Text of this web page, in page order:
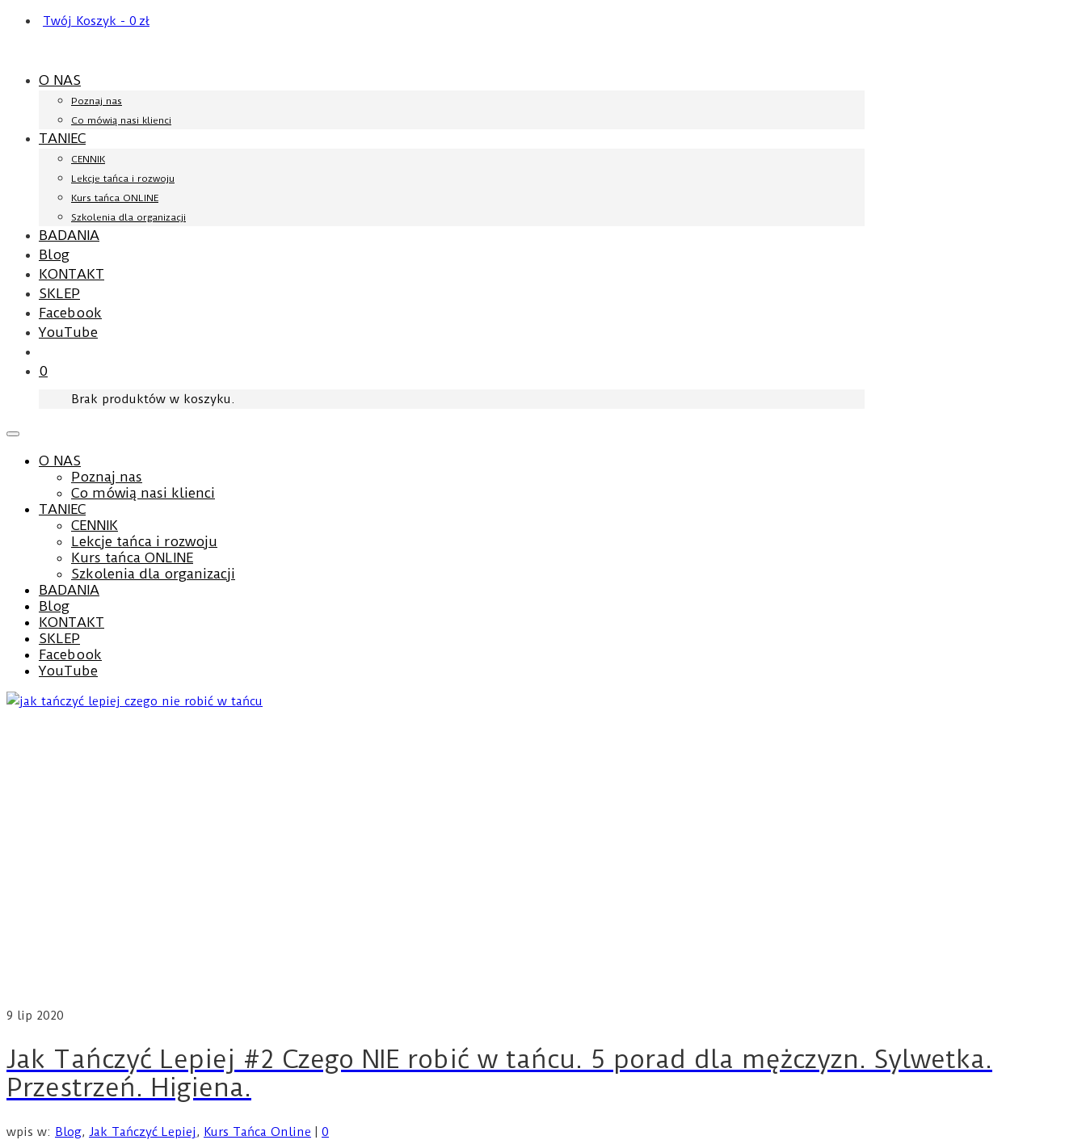
Twój Koszyk - 0 zł
O NAS
Poznaj nas
Co mówią nasi klienci
TANIEC
CENNIK
Lekcje tańca i rozwoju
Kurs tańca ONLINE
Szkolenia dla organizacji
BADANIA
Blog
KONTAKT
SKLEP
Facebook
YouTube
0
Brak produktów w koszyku.
O NAS
Poznaj nas
Co mówią nasi klienci
TANIEC
CENNIK
Lekcje tańca i rozwoju
Kurs tańca ONLINE
Szkolenia dla organizacji
BADANIA
Blog
KONTAKT
SKLEP
Facebook
YouTube
9 lip 2020
Jak Tańczyć Lepiej #2 Czego NIE robić w tańcu. 5 porad dla mężczyzn. Sylwetka.
Przestrzeń. Higiena.
wpis w: Blog, Jak Tańczyć Lepiej, Kurs Tańca Online 0